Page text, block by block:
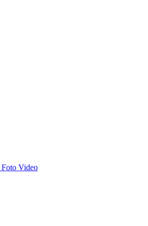
Foto Video